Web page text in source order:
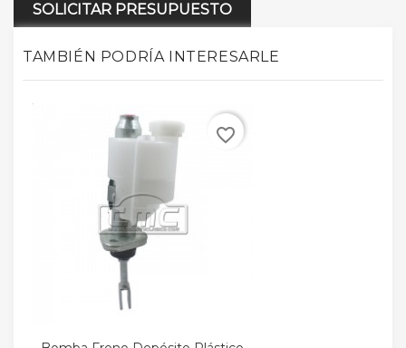
SOLICITAR PRESUPUESTO
TAMBIÉN PODRÍA INTERESARLE
favorite_border